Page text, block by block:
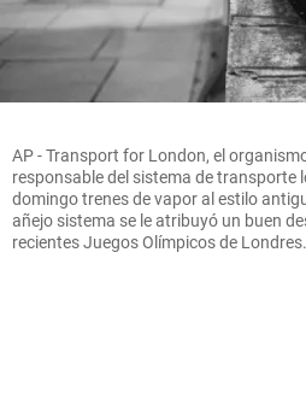
AP - Transport for London, el
responsable del sistema de transporte
domingo trenes de vapor al estilo
añejo sistema se le atribuyó un buen
recientes Juegos Olímpicos de Londres.